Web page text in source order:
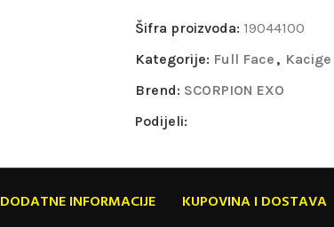
Šifra proizvoda: 19044100
Kategorije: Full Face , Kacige
Brend: SCORPION EXO
Podijeli:
DODATNE INFORMACIJE KUPOVINA I DOSTAVA